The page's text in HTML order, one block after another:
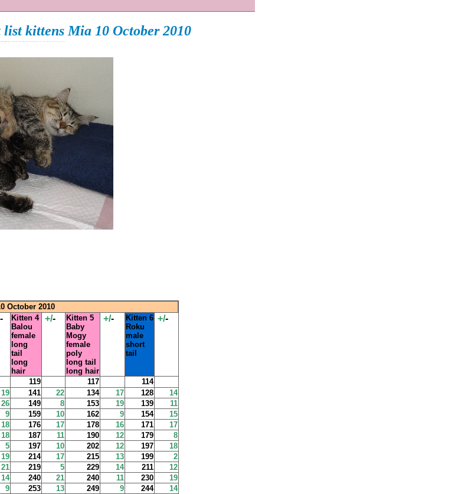
October 2010
-
Kitten 4
Balou
female
long
tail
long
hair
+/-
Kitten 5
Baby
Mogy
female
poly
long tail
long hair
+/-
Kitten 6
Roku
male
short
tail
+/-
119 117
114
19 141 22 134 17 128
14
26 149 8 153 19 139
11
9 159 10 162 9 154
15
18 176 17 178 16 171
17
18 187 11 190 12 179
8
5 197 10 202 12 197
18
19 214 17 215 13 199
2
21 219 5 229 14 211
12
14 240 21 240 11 230
19
9 253 13 249 9 244
14
kittens Mia 10 October 2010